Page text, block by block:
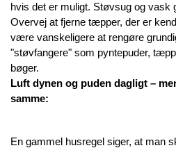
hvis det er muligt. Støvsug og
Overvej at fjerne tæpper, der er
være vanskeligere at rengøre
"støvfangere" som pyntepuder,
bøger.
Luft dynen og puden dagligt –
samme:
En gammel husregel siger, at man